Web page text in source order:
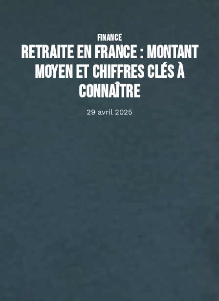
FINANCE
Retraite en France : montant
moyen et chiffres clés à
connaître
29 avril 2025